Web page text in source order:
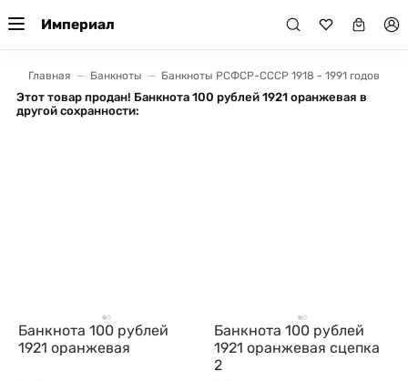
Империал
Главная Банкноты Банкноты РСФСР-СССР 1918 - 1991 годов
Этот товар продан! Банкнота 100 рублей 1921 оранжевая в
другой сохранности:
Банкнота 100 рублей
1921 оранжевая
Банкнота 100 рублей
1921 оранжевая сцепка
2